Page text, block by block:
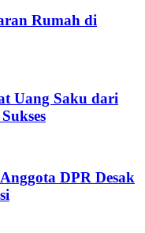
Rumah di
Uang Saku dari
DPR Desak